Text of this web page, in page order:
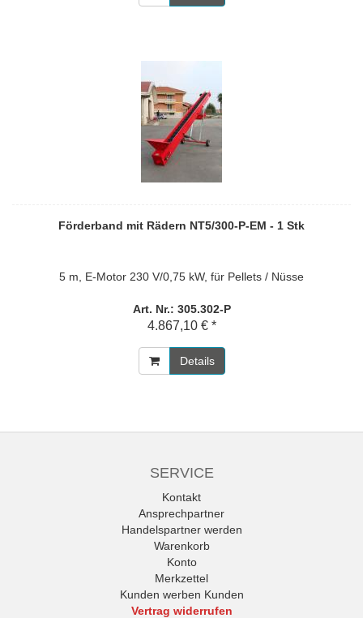
Förderband mit Rädern NT5/300-P-EM - 1 Stk
5 m, E-Motor 230 V/0,75 kW, für Pellets / Nüsse
Art. Nr.: 305.302-P
4.867,10 € *
Details
SERVICE
Kontakt
Ansprechpartner
Handelspartner werden
Warenkorb
Konto
Merkzettel
Kunden werben Kunden
Vertrag widerrufen